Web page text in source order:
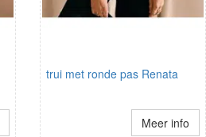
trui met ronde pas Renata
Meer info